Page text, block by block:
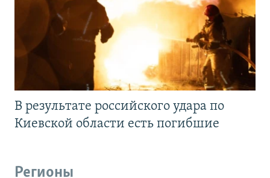
В результате российского удара по
Киевской области есть погибшие
Регионы